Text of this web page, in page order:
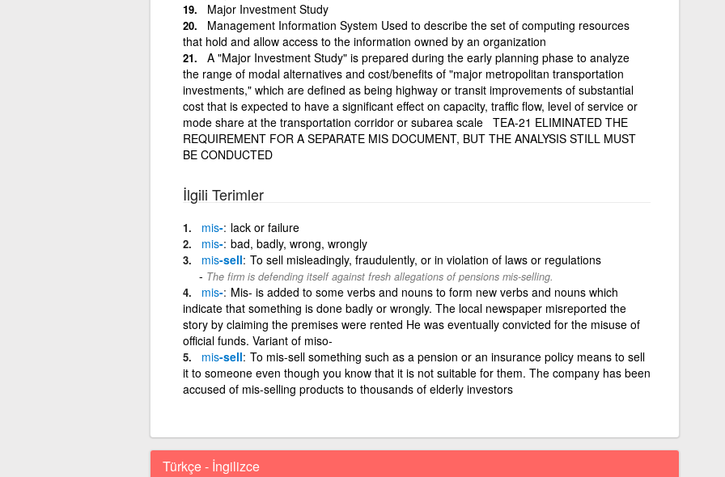
Major Investment Study
Management Information System Used to describe the set of computing resources
that hold and allow access to the information owned by an organization
A "Major Investment Study" is prepared during the early planning phase to analyze
the range of modal alternatives and cost/benefits of "major metropolitan transportation
investments," which are defined as being highway or transit improvements of substantial
cost that is expected to have a significant effect on capacity, traffic flow, level of service or
mode share at the transportation corridor or subarea scale TEA-21 ELIMINATED THE
REQUIREMENT FOR A SEPARATE MIS DOCUMENT, BUT THE ANALYSIS STILL MUST
BE CONDUCTED
İlgili Terimler
mis- lack or failure
mis- bad, badly, wrong, wrongly
mis-sell To sell misleadingly, fraudulently, or in violation of laws or regulations
The firm is defending itself against fresh allegations of pensions mis-selling.
mis- Mis- is added to some verbs and nouns to form new verbs and nouns which
indicate that something is done badly or wrongly. The local newspaper misreported the
story by claiming the premises were rented He was eventually convicted for the misuse of
official funds. Variant of miso-
mis-sell To mis-sell something such as a pension or an insurance policy means to sell
it to someone even though you know that it is not suitable for them. The company has been
accused of mis-selling products to thousands of elderly investors
Türkçe - İngilizce